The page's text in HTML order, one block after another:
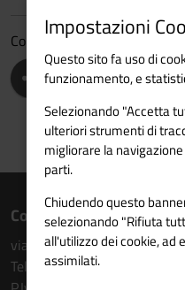
Condividi
Contatti
via Torre Verde n. 14 - 5°
Tel. 0461 213176
Impostazioni
Questo sito fa uso di
funzionamento, e
Selezionando "Accetta
ulteriori strumenti di
migliorare la
parti.
Chiudendo questo
selezionando "Rifiuta
all'utilizzo dei cookie, ad
assimilati.